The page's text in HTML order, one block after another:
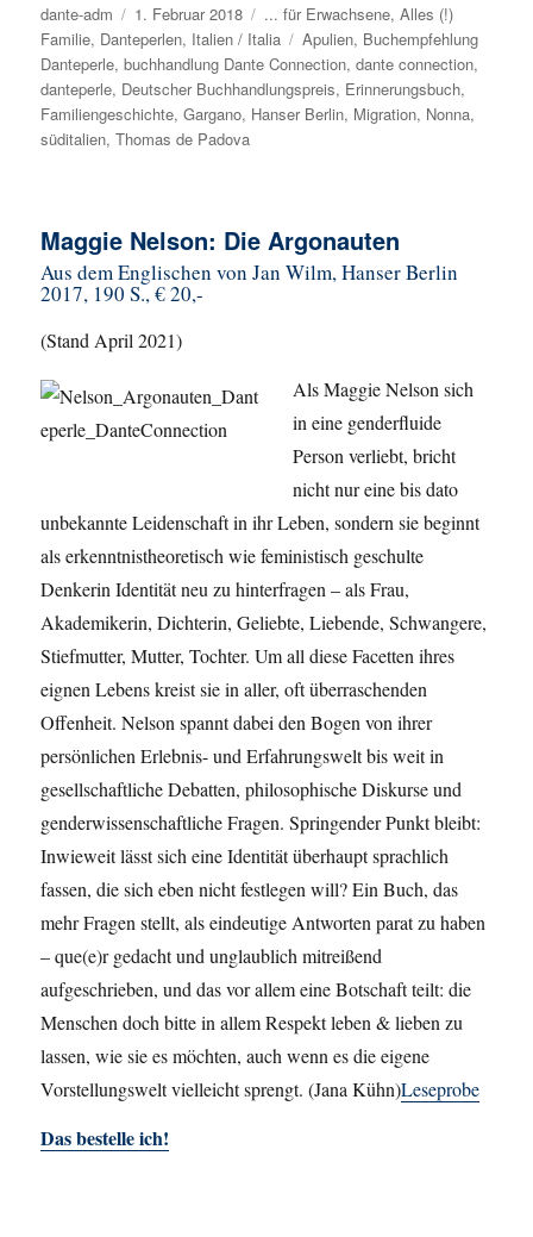
Autor
dante-adm
Veröffentlicht
am
1. Februar 2018 Kategorien
... für Erwachsene,Alles (!)
Familie, Danteperlen, Italien / Italia Schlagwörter
Apulien, Buchempfehlung
Danteperle,buchhandlung Dante Connection,dante connection,
danteperle, Deutscher Buchhandlungspreis, Erinnerungsbuch,
Familiengeschichte,Gargano, Hanser Berlin, Migration, Nonna,
süditalien,Thomas de Padova
Maggie Nelson: Die Argonauten
Aus dem Englischen von Jan Wilm, Hanser Berlin
2017, 190 S., € 20,-
(Stand April 2021)
Als Maggie Nelson sich
in eine genderfluide
Person verliebt, bricht
nicht nur eine bis dato
unbekannte Leidenschaft in ihr Leben, sondern sie beginnt
als erkenntnistheoretisch wie feministisch geschulte
Denkerin Identität neu zu hinterfragen – als Frau,
Akademikerin, Dichterin, Geliebte, Liebende, Schwangere,
Stiefmutter, Mutter, Tochter. Um all diese Facetten ihres
eignen Lebens kreist sie in aller, oft überraschenden
Offenheit. Nelson spannt dabei den Bogen von ihrer
persönlichen Erlebnis- und Erfahrungswelt bis weit in
gesellschaftliche Debatten, philosophische Diskurse und
genderwissenschaftliche Fragen. Springender Punkt bleibt:
Inwieweit lässt sich eine Identität überhaupt sprachlich
fassen, die sich eben nicht festlegen will? Ein Buch, das
mehr Fragen stellt, als eindeutige Antworten parat zu haben
– que(e)r gedacht und unglaublich mitreißend
aufgeschrieben, und das vor allem eine Botschaft teilt: die
Menschen doch bitte in allem Respekt leben & lieben zu
lassen, wie sie es möchten, auch wenn es die eigene
Vorstellungswelt vielleicht sprengt. (Jana Kühn)Leseprobe
Das bestelle ich!